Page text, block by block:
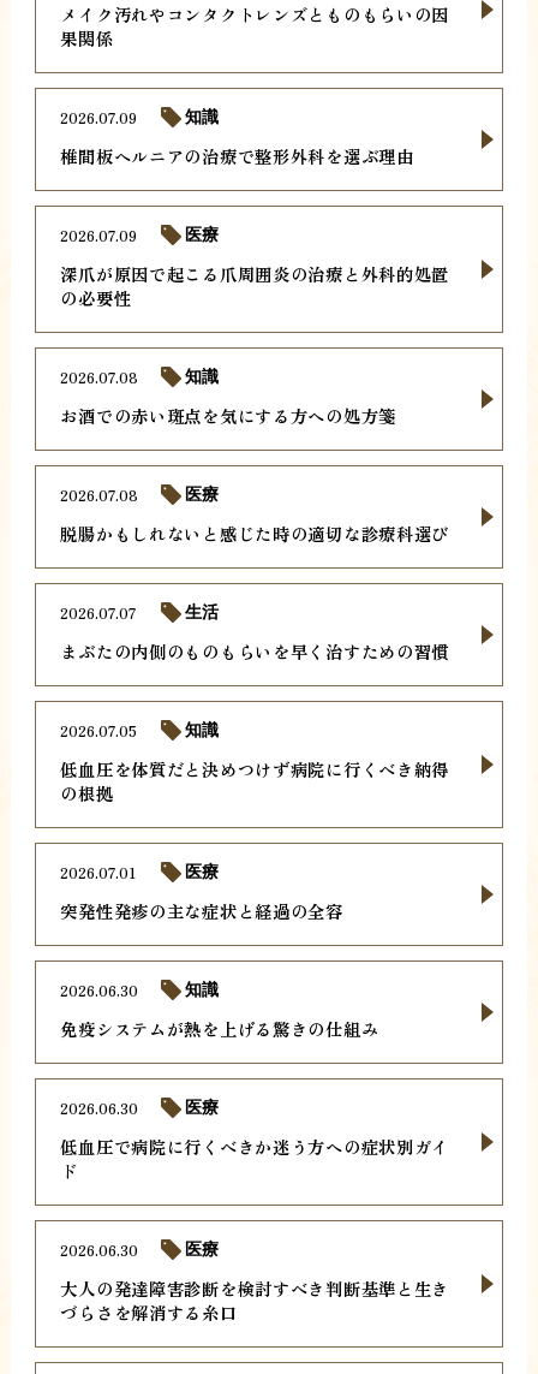
メイク汚れやコンタクトレンズとものもらいの因
果関係
椎間板ヘルニアの治療で整形外科を選ぶ理由
2026.07.09 知識
深爪が原因で起こる爪周囲炎の治療と外科的処置
の必要性
2026.07.09 医療
お酒での赤い斑点を気にする方への処方箋
2026.07.08 知識
脱腸かもしれないと感じた時の適切な診療科選び
2026.07.08 医療
まぶたの内側のものもらいを早く治すための習慣
2026.07.07 生活
低血圧を体質だと決めつけず病院に行くべき納得
の根拠
2026.07.05 知識
突発性発疹の主な症状と経過の全容
2026.07.01 医療
免疫システムが熱を上げる驚きの仕組み
2026.06.30 知識
低血圧で病院に行くべきか迷う方への症状別ガイ
ド
2026.06.30 医療
大人の発達障害診断を検討すべき判断基準と生き
づらさを解消する糸口
2026.06.30 医療